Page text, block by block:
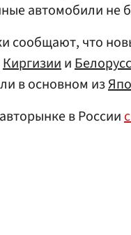
автомобили не
сообщают, что
Киргизиии
в основном из
в России